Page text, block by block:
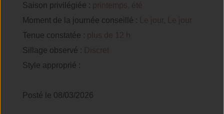
Saison privilégiée : printemps, été
Moment de la journée conseillé :
Le jour, Le jour
Tenue constatée : plus de 12 h
Sillage observé : Discret
Style approprié :
Posté le 08/03/2026